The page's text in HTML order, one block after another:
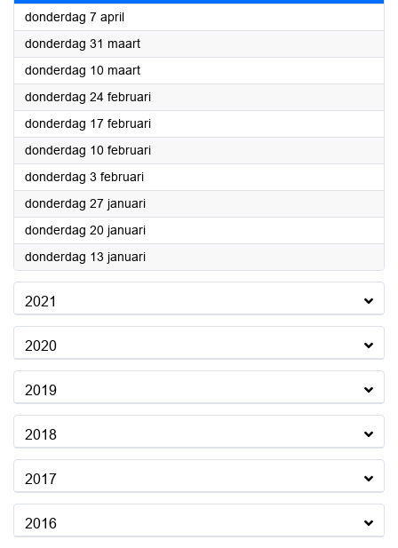
donderdag 7 april2022
donderdag 31 maart2022
donderdag 10 maart2022
donderdag 24 februari2022
donderdag 17 februari2022
donderdag 10 februari2022
donderdag 3 februari2022
donderdag 27 januari2022
donderdag 20 januari2022
donderdag 13 januari2022
2021
2020
2019
2018
2017
2016